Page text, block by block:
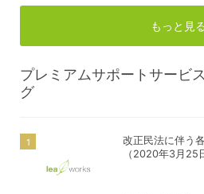
もっと見る
プレミアムサポートサービ
グ
改正民法に伴う
（2020年3月25